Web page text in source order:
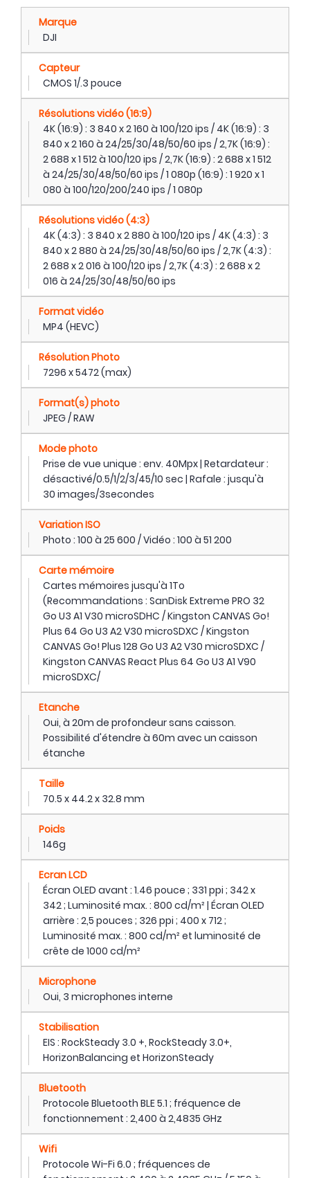
Marque
DJI
Capteur
CMOS 1/.3 pouce
Résolutions vidéo (16:9)
4K (16:9) : 3 840 x 2 160 à 100/120 ips / 4K (16:9) : 3
840 x 2 160 à 24/25/30/48/50/60 ips / 2,7K (16:9) :
2 688 x 1 512 à 100/120 ips / 2,7K (16:9) : 2 688 x 1 512
à 24/25/30/48/50/60 ips / 1 080p (16:9) : 1 920 x 1
080 à 100/120/200/240 ips / 1 080p
Résolutions vidéo (4:3)
4K (4:3) : 3 840 x 2 880 à 100/120 ips / 4K (4:3) : 3
840 x 2 880 à 24/25/30/48/50/60 ips / 2,7K (4:3) :
2 688 x 2 016 à 100/120 ips / 2,7K (4:3) : 2 688 x 2
016 à 24/25/30/48/50/60 ips
Format vidéo
MP4 (HEVC)
Résolution Photo
7296 x 5472 (max)
Format(s) photo
JPEG / RAW
Mode photo
Prise de vue unique : env. 40Mpx | Retardateur :
désactivé/0.5/1/2/3/45/10 sec | Rafale : jusqu'à
30 images/3secondes
Variation ISO
Photo : 100 à 25 600 / Vidéo : 100 à 51 200
Carte mémoire
Cartes mémoires jusqu'à 1To
(Recommandations : SanDisk Extreme PRO 32
Go U3 A1 V30 microSDHC / Kingston CANVAS Go!
Plus 64 Go U3 A2 V30 microSDXC / Kingston
CANVAS Go! Plus 128 Go U3 A2 V30 microSDXC /
Kingston CANVAS React Plus 64 Go U3 A1 V90
microSDXC/
Etanche
Oui, à 20m de profondeur sans caisson.
Possibilité d'étendre à 60m avec un caisson
étanche
Taille
70.5 x 44.2 x 32.8 mm
Poids
146g
Ecran LCD
Écran OLED avant : 1.46 pouce ; 331 ppi ; 342 x
342 ; Luminosité max. : 800 cd/m² | Écran OLED
arrière : 2,5 pouces ; 326 ppi ; 400 x 712 ;
Luminosité max. : 800 cd/m² et luminosité de
crête de 1000 cd/m²
Microphone
Oui, 3 microphones interne
Stabilisation
EIS : RockSteady 3.0 +, RockSteady 3.0+,
HorizonBalancing et HorizonSteady
Bluetooth
Protocole Bluetooth BLE 5.1 ; fréquence de
fonctionnement : 2,400 à 2,4835 GHz
Wifi
Protocole Wi-Fi 6.0 ; fréquences de